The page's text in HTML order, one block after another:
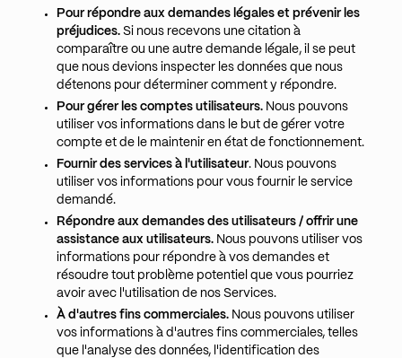
Pour répondre aux demandes légales et prévenir les
préjudices. Si nous recevons une citation à
comparaître ou une autre demande légale, il se peut
que nous devions inspecter les données que nous
détenons pour déterminer comment y répondre.
Pour gérer les comptes utilisateurs. Nous pouvons
utiliser vos informations dans le but de gérer votre
compte et de le maintenir en état de fonctionnement.
Fournir des services à l'utilisateur. Nous pouvons
utiliser vos informations pour vous fournir le service
demandé.
Répondre aux demandes des utilisateurs / offrir une
assistance aux utilisateurs. Nous pouvons utiliser vos
informations pour répondre à vos demandes et
résoudre tout problème potentiel que vous pourriez
avoir avec l'utilisation de nos Services.
À d'autres fins commerciales. Nous pouvons utiliser
vos informations à d'autres fins commerciales, telles
que l'analyse des données, l'identification des